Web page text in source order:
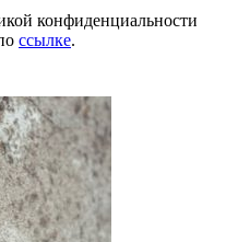
конфиденциальности
ссылке.